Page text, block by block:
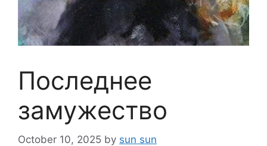
Последнее
замужество
October 10, 2025 by sun sun